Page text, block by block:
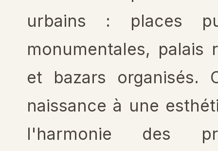
urbains : places
monumentales, palais
et bazars organisés.
naissance à une
l'harmonie des